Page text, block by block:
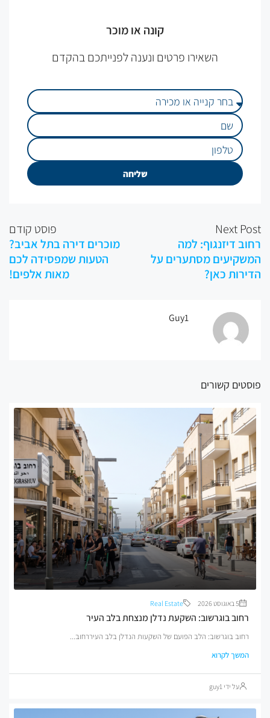
קונה או מוכר
השאירו פרטים ונענה לפנייתכם בהקדם
שליחה
פוסט קודם
מוכרים דירה בתל אביב?
הטעות שמפסידה לכם
מאות אלפים!
Next Post
רחוב דיזנגוף: למה
המשקיעים מסתערים על
הדירות כאן?
Guy1
פוסטים קשורים
5 באוגוסט 2026 Real Estate
רחוב בוגרשוב: השקעת נדלן מנצחת בלב העיר
רחוב בוגרשוב: הלב הפועם של השקעות הנדלן בלב העיררחוב...
המשך לקרוא
על ידי guy1